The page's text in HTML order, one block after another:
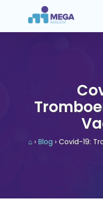
⌂ › Blog › Covid-19: